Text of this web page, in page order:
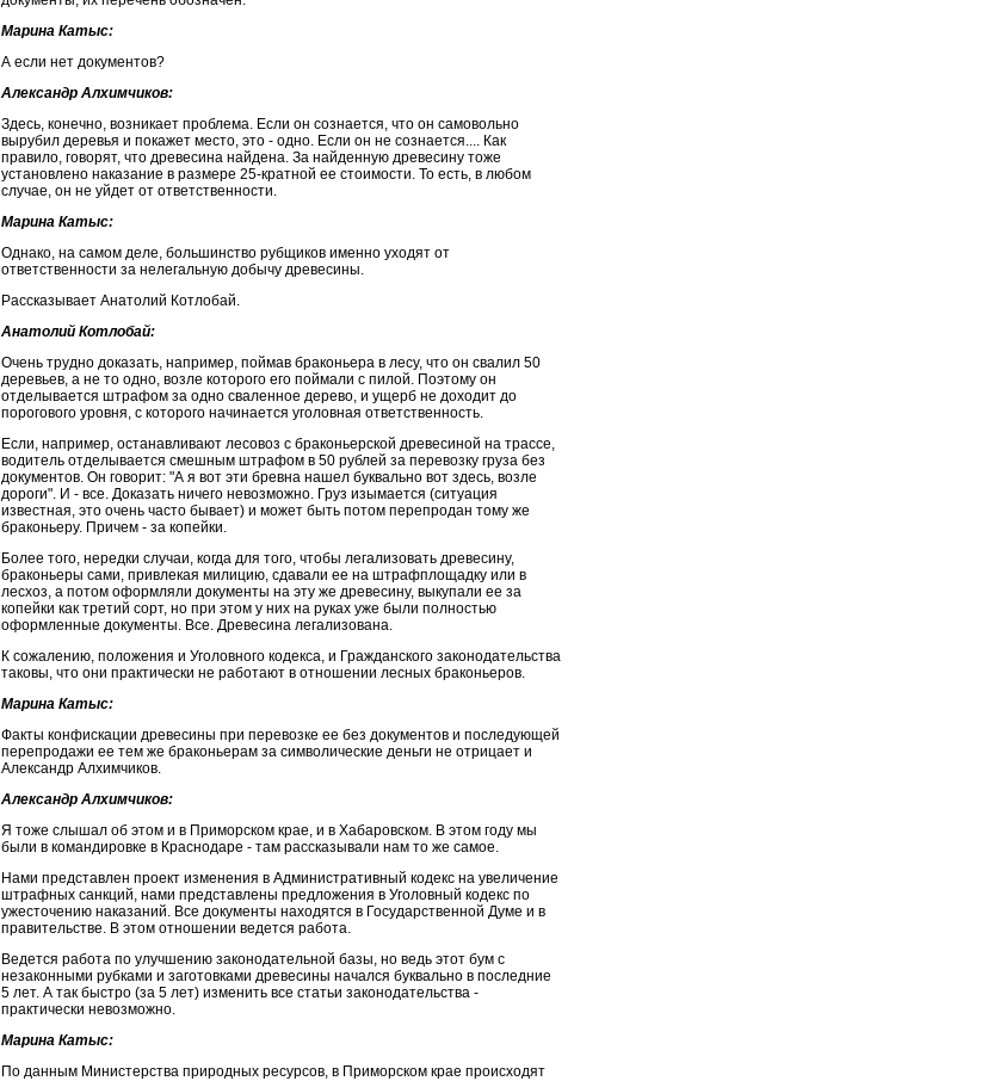
Марина Катыс:
А если нет документов?
Александр Алхимчиков:
Здесь, конечно, возникает проблема. Если он сознается, что он самовольно
вырубил деревья и покажет место, это - одно. Если он не сознается.... Как
правило, говорят, что древесина найдена. За найденную древесину тоже
установлено наказание в размере 25-кратной ее стоимости. То есть, в любом
случае, он не уйдет от ответственности.
Марина Катыс:
Однако, на самом деле, большинство рубщиков именно уходят от
ответственности за нелегальную добычу древесины.
Рассказывает Анатолий Котлобай.
Анатолий Котлобай:
Очень трудно доказать, например, поймав браконьера в лесу, что он свалил 50
деревьев, а не то одно, возле которого его поймали с пилой. Поэтому он
отделывается штрафом за одно сваленное дерево, и ущерб не доходит до
порогового уровня, с которого начинается уголовная ответственность.
Если, например, останавливают лесовоз с браконьерской древесиной на трассе,
водитель отделывается смешным штрафом в 50 рублей за перевозку груза без
документов. Он говорит: "А я вот эти бревна нашел буквально вот здесь, возле
дороги". И - все. Доказать ничего невозможно. Груз изымается (ситуация
известная, это очень часто бывает) и может быть потом перепродан тому же
браконьеру. Причем - за копейки.
Более того, нередки случаи, когда для того, чтобы легализовать древесину,
браконьеры сами, привлекая милицию, сдавали ее на штрафплощадку или в
лесхоз, а потом оформляли документы на эту же древесину, выкупали ее за
копейки как третий сорт, но при этом у них на руках уже были полностью
оформленные документы. Все. Древесина легализована.
К сожалению, положения и Уголовного кодекса, и Гражданского законодательства
таковы, что они практически не работают в отношении лесных браконьеров.
Марина Катыс:
Факты конфискации древесины при перевозке ее без документов и последующей
перепродажи ее тем же браконьерам за символические деньги не отрицает и
Александр Алхимчиков.
Александр Алхимчиков:
Я тоже слышал об этом и в Приморском крае, и в Хабаровском. В этом году мы
были в командировке в Краснодаре - там рассказывали нам то же самое.
Нами представлен проект изменения в Административный кодекс на увеличение
штрафных санкций, нами представлены предложения в Уголовный кодекс по
ужесточению наказаний. Все документы находятся в Государственной Думе и в
правительстве. В этом отношении ведется работа.
Ведется работа по улучшению законодательной базы, но ведь этот бум с
незаконными рубками и заготовками древесины начался буквально в последние
5 лет. А так быстро (за 5 лет) изменить все статьи законодательства -
практически невозможно.
Марина Катыс:
По данным Министерства природных ресурсов, в Приморском крае происходят